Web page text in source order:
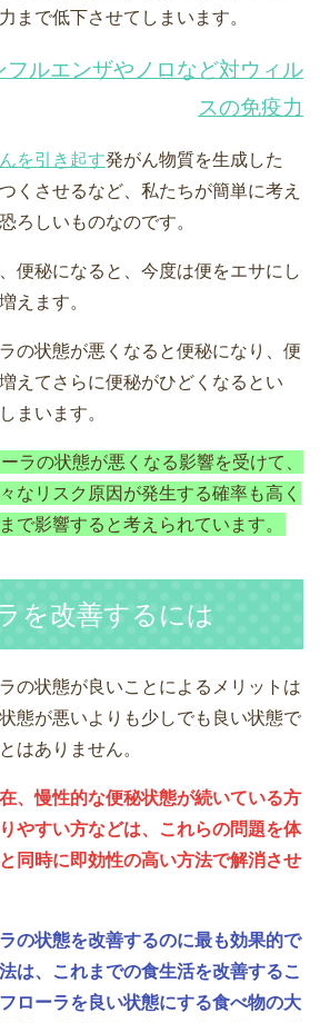
まで低下させてしまいます。
フルエンザやノロなど対ウィル
スの免疫力
を引き起す発がん物質を生成した
くさせるなど、私たちが簡単に考え
ろしいものなのです。
便秘になると、今度は便をエサにし
えます。
の状態が悪くなると便秘になり、便
えてさらに便秘がひどくなるとい
まいます。
ラの状態が悪くなる影響を受けて、
なリスク原因が発生する確率も高く
で影響すると考えられています。
を改善するには
の状態が良いことによるメリットは
態が悪いよりも少しでも良い状態で
はありません。
、慢性的な便秘状態が続いている方
やすい方などは、これらの問題を体
同時に即効性の高い方法で解消させ
の状態を改善するのに最も効果的で
は、これまでの食生活を改善するこ
ローラを良い状態にする食べ物の大